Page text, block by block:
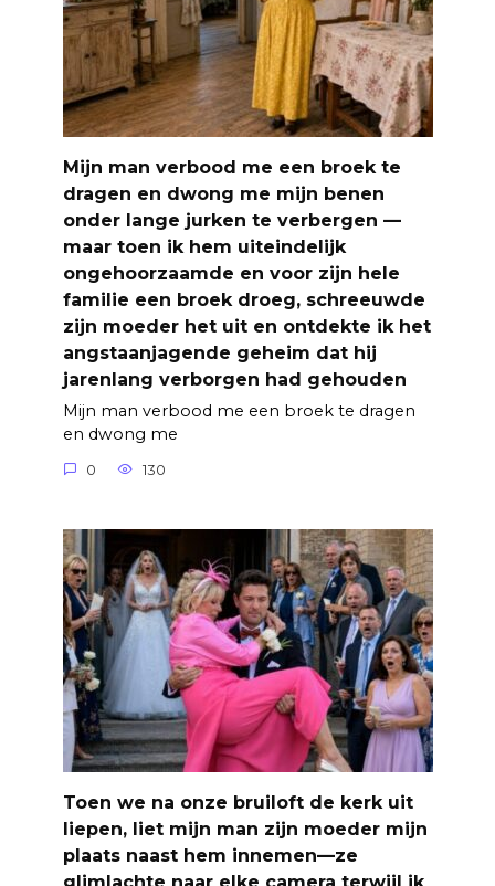
Mijn man verbood me een broek te
dragen en dwong me mijn benen
onder lange jurken te verbergen —
maar toen ik hem uiteindelijk
ongehoorzaamde en voor zijn hele
familie een broek droeg, schreeuwde
zijn moeder het uit en ontdekte ik het
angstaanjagende geheim dat hij
jarenlang verborgen had gehouden
Mijn man verbood me een broek te dragen
en dwong me
0 130
Toen we na onze bruiloft de kerk uit
liepen, liet mijn man zijn moeder mijn
plaats naast hem innemen—ze
glimlachte naar elke camera terwijl ik